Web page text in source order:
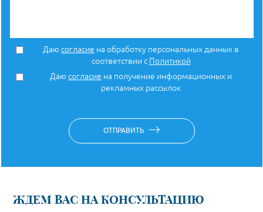
Даюсогласие на обработку персональных данных в
соответствии с Политикой
Даюсогласие на получение информационных и
рекламных рассылок
ОТПРАВИТЬ
ЖДЕМ ВАС НА КОНСУЛЬТАЦИЮ